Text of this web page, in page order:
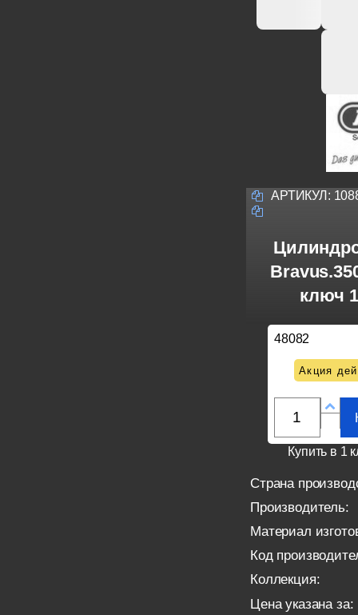
АРТИКУЛ:
ключ
48082
Акция
Купить в 1
Страна
Производитель:
Материал
Код
Коллекция:
Цена указана за: